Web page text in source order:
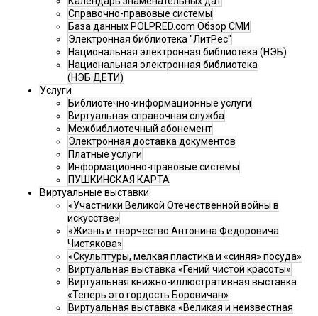
Справочно-правовые системы
База данных POLPRED.com Обзор СМИ
Электронная библиотека "ЛитРес"
Национальная электронная библиотека (НЭБ)
Национальная электронная библиотека
(НЭБ.ДЕТИ)
Услуги
Библиотечно-информационные услуги
Виртуальная справочная служба
Межбиблиотечный абонемент
Электронная доставка документов
Платные услуги
Информационно-правовые системы
ПУШКИНСКАЯ КАРТА
Виртуальные выставки
«Участники Великой Отечественной войны в
искусстве»
«Жизнь и творчество Антонина Федоровича
Чистякова»
«Скульптуры, мелкая пластика и «синяя» посуда»
Виртуальная выставка «Гений чистой красоты»
Виртуальная книжно-иллюстративная выставка
«Теперь это гордость Боровичан»
Виртуальная выставка «Великая и неизвестная